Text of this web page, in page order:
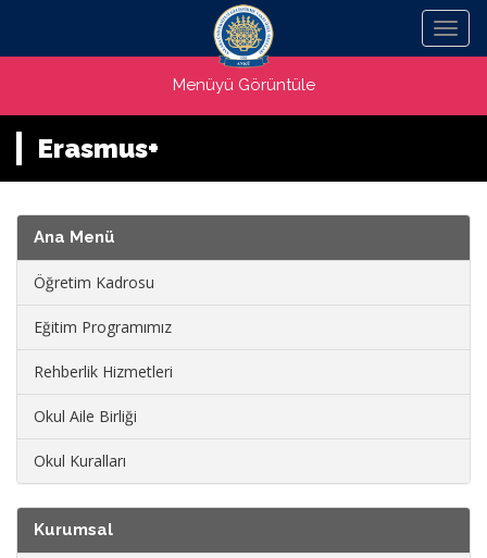
Menü
Menüyü Görüntüle
Erasmus+
Ana Menü
Öğretim Kadrosu
Eğitim Programımız
Rehberlik Hizmetleri
Okul Aile Birliği
Okul Kuralları
Kurumsal